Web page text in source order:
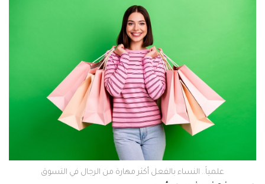
علمياً.. النساء بالفعل أكثر مهارة من الرجال في التسوق